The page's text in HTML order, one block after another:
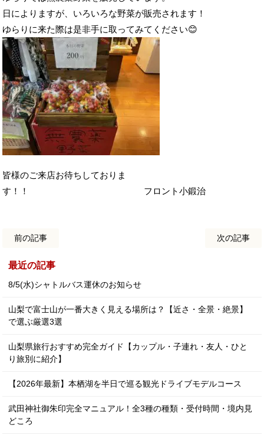
日によりますが、いろいろな野菜が販売されます！
ゆらりに来た際は是非手に取ってみてください😊
皆様のご来店お待ちしておりま
す！！ フロント小鍛治
前の記事 次の記事
最近の記事
8/5(水)シャトルバス運休のお知らせ
山梨で富士山が一番大きく見える場所は？【近さ・全景・絶景】
で選ぶ厳選3選
山梨県旅行おすすめ完全ガイド【カップル・子連れ・友人・ひと
り旅別に紹介】
【2026年最新】本栖湖を半日で巡る観光ドライブモデルコース
武田神社御朱印完全マニュアル！全3種の種類・受付時間・境内見
どころ